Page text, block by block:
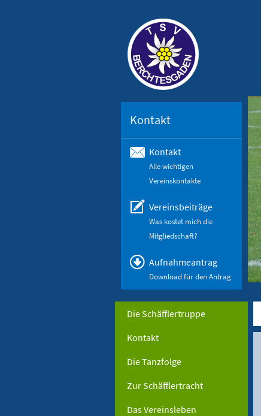
Kontakt
Kontakt
Alle wichtigen
Vereinskontakte
Vereinsbeiträge
Was kostet mich die
Mitgliedschaft?
Aufnahmeantrag
Download für den Antrag
Die Schäfflertruppe
Kontakt
Die Tanzfolge
Zur Schäfflertracht
Das Vereinsleben